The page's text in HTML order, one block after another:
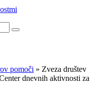
pomoči » Zveza društev
dnevnih aktivnosti za